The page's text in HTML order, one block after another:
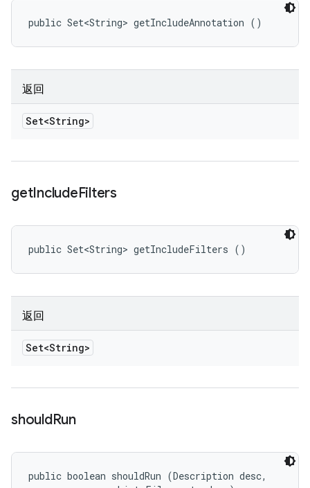
public Set<String> getIncludeAnnotation ()
返回
Set<String>
getIncludeFilters
public Set<String> getIncludeFilters ()
返回
Set<String>
shouldRun
public boolean shouldRun (Description desc,